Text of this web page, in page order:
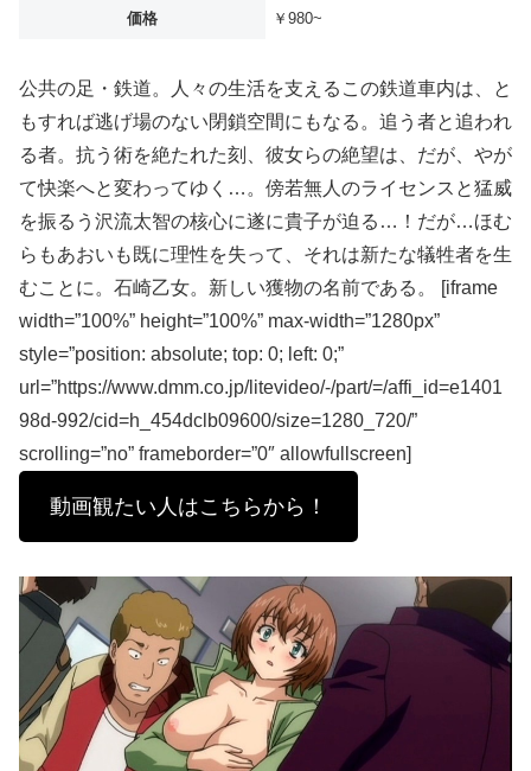
価格 ￥980~
公共の足・鉄道。人々の生活を支えるこの鉄道車内は、と
もすれば逃げ場のない閉鎖空間にもなる。追う者と追われ
る者。抗う術を絶たれた刻、彼女らの絶望は、だが、やが
て快楽へと変わってゆく…。傍若無人のライセンスと猛威
を振るう沢流太智の核心に遂に貴子が迫る…！だが…ほむ
らもあおいも既に理性を失って、それは新たな犠牲者を生
むことに。石崎乙女。新しい獲物の名前である。 [iframe
width=”100%” height=”100%” max-width=”1280px”
style=”position: absolute; top: 0; left: 0;”
url=”https://www.dmm.co.jp/litevideo/-/part/=/affi_id=e1401
98d-992/cid=h_454dclb09600/size=1280_720/”
scrolling=”no” frameborder=”0″ allowfullscreen]
動画観たい人はこちらから！